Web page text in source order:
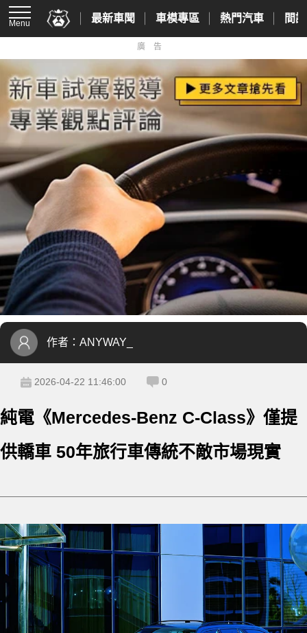
Menu 最新車聞 車模專區 熱門汽車 間
廣告
作者： ANYWAY_
2026-04-22 11:46:00 0
純電《Mercedes-Benz C-Class》僅提
供轎車 50年旅行車傳統不敵市場現實